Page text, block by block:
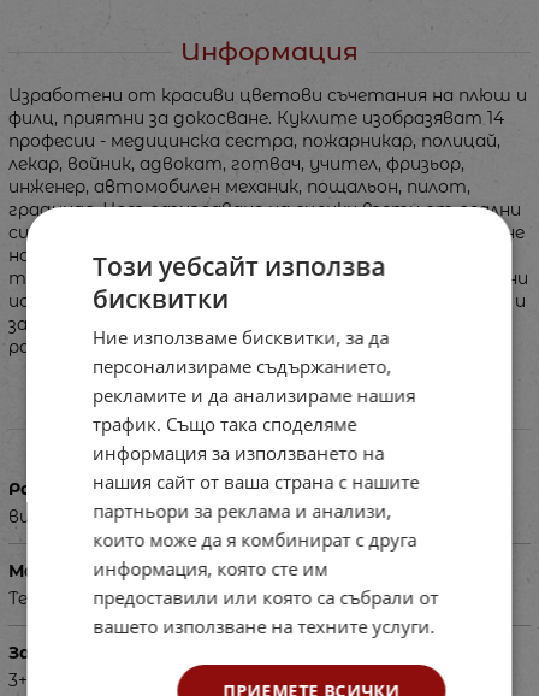
Информация
Изработени от красиви цветови съчетания на плюш и
филц, приятни за докосване. Куклите изобразяват 14
професии - медицинска сестра, пожарникар, полицай,
лекар, войник, адвокат, готвач, учител, фризьор,
инженер, автомобилен механик, пощальон, пилот,
градинар. Чрез разиграване на сценки взети от реални
ситуации, можете да обучавате децата в опознаване
на различни професии и начини на поведение на
техните представители. Разиграването на измислени
истории може да Ви информира за състояния, емоции и
заложби в детето и да го насочвате в неговото
развитие.
Характеристики
Размери в см
височина - 25
Материал
Текстил, филц, плюш
За деца на възраст
3+
Този уебсайт използва
бисквитки
Ние използваме бисквитки, за да
персонализираме съдържанието,
рекламите и да анализираме нашия
трафик. Също така споделяме
информация за използването на
нашия сайт от ваша страна с нашите
партньори за реклама и анализи,
които може да я комбинират с друга
информация, която сте им
предоставили или която са събрали от
вашето използване на техните услуги.
ПРИЕМЕТЕ ВСИЧКИ